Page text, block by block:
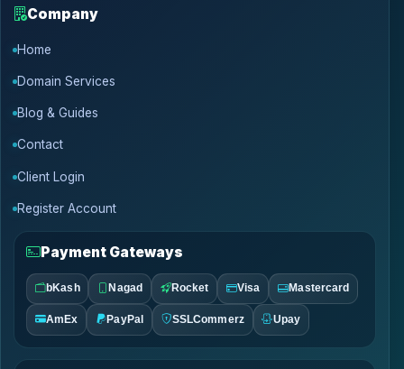
Company
Home
Domain Services
Blog & Guides
Contact
Client Login
Register Account
Payment Gateways
bKash Nagad Rocket Visa Mastercard
AmEx PayPal SSLCommerz Upay